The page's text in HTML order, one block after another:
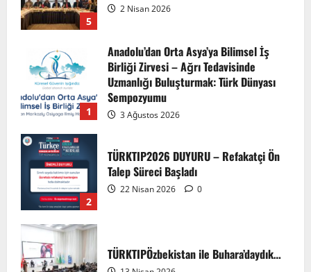
5
2 Nisan 2026
1
Anadolu’dan Orta Asya’ya Bilimsel İş
Birliği Zirvesi – Ağrı Tedavisinde
Uzmanlığı Buluşturmak: Türk Dünyası
Sempozyumu
3 Ağustos 2026
2
TÜRKTIP2026 DUYURU – Refakatçi Ön
Talep Süreci Başladı
22 Nisan 2026 0
TÜRKTIPÖzbekistan ile Buhara’daydık…